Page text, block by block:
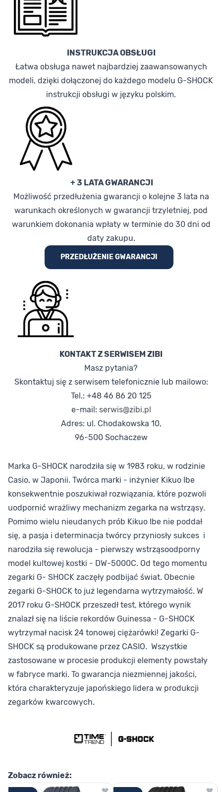
INSTRUKCJA OBSŁUGI
Łatwa obsługa nawet najbardziej zaawansowanych
modeli, dzięki dołączonej do każdego modelu G-SHOCK
instrukcji obsługi w języku polskim.
+ 3 LATA GWARANCJI
Możliwość przedłużenia gwarancji o kolejne 3 lata na
warunkach określonych w gwarancji trzyletniej, pod
warunkiem dokonania wpłaty w terminie do 30 dni od
daty zakupu.
PRZEDŁUŻENIE GWARANCJI
KONTAKT Z SERWISEM ZIBI
Masz pytania?
Skontaktuj się z serwisem telefonicznie lub mailowo:
Tel.: +48 46 86 20 125
e-mail: serwis@zibi.pl
Adres: ul. Chodakowska 10,
96-500 Sochaczew
Marka G-SHOCK narodziła się w 1983 roku, w rodzinie
Casio, w Japonii. Twórca marki - inżynier Kikuo Ibe
konsekwentnie poszukiwał rozwiązania, które pozwoli
uodpornić wrażliwy mechanizm zegarka na wstrząsy.
Pomimo wielu nieudanych prób Kikuo Ibe nie poddał
się, a pasja i determinacja twórcy przyniosły sukces i
narodziła się rewolucja - pierwszy wstrząsoodporny
model kultowej kostki - DW-5000C. Od tego momentu
zegarki G- SHOCK zaczęły podbijać świat. Obecnie
zegarki G-SHOCK to już legendarna wytrzymałość. W
2017 roku G-SHOCK przeszedł test, którego wynik
znalazł się na liście rekordów Guinessa - G-SHOCK
wytrzymał nacisk 24 tonowej ciężarówki! Zegarki G-
SHOCK są produkowane przez CASIO. Wszystkie
zastosowane w procesie produkcji elementy powstały
w fabryce marki. To gwarancja niezmiennej jakości,
która charakteryzuje japońskiego lidera w produkcji
zegarków kwarcowych.
Zobacz również: